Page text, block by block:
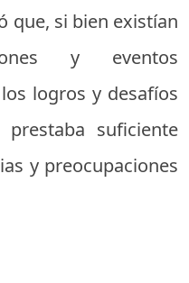
que, si bien existían
y eventos
logros y desafíos
suficiente
y preocupaciones